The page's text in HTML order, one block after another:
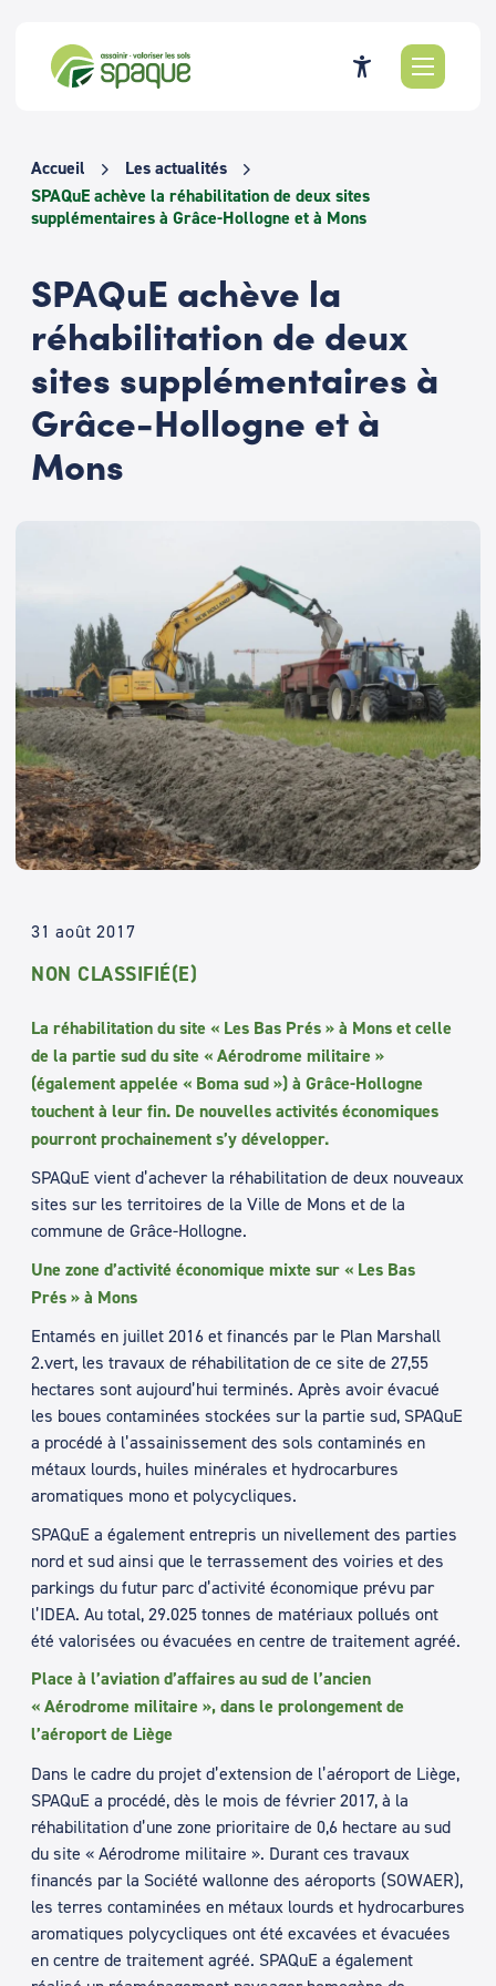
contenu
Accueil
Les actualités
SPAQuE achève la réhabilitation de deux sites
supplémentaires à Grâce-Hollogne et à Mons
SPAQuE achève la
réhabilitation de deux
sites supplémentaires à
Grâce-Hollogne et à
Mons
31 août 2017
NON CLASSIFIÉ(E)
La réhabilitation du site « Les Bas Prés » à Mons et celle
de la partie sud du site « Aérodrome militaire »
(également appelée « Boma sud ») à Grâce-Hollogne
touchent à leur fin. De nouvelles activités économiques
pourront prochainement s’y développer.
SPAQuE vient d’achever la réhabilitation de deux nouveaux
sites sur les territoires de la Ville de Mons et de la
commune de Grâce-Hollogne.
Une zone d’activité économique mixte sur « Les Bas
Prés » à Mons
Entamés en juillet 2016 et financés par le Plan Marshall
2.vert, les travaux de réhabilitation de ce site de 27,55
hectares sont aujourd’hui terminés. Après avoir évacué
les boues contaminées stockées sur la partie sud, SPAQuE
a procédé à l’assainissement des sols contaminés en
métaux lourds, huiles minérales et hydrocarbures
aromatiques mono et polycycliques.
SPAQuE a également entrepris un nivellement des parties
nord et sud ainsi que le terrassement des voiries et des
parkings du futur parc d’activité économique prévu par
l’IDEA. Au total, 29.025 tonnes de matériaux pollués ont
été valorisées ou évacuées en centre de traitement agréé.
Place à l’aviation d’affaires au sud de l’ancien
« Aérodrome militaire », dans le prolongement de
l’aéroport de Liège
Dans le cadre du projet d’extension de l’aéroport de Liège,
SPAQuE a procédé, dès le mois de février 2017, à la
réhabilitation d’une zone prioritaire de 0,6 hectare au sud
du site « Aérodrome militaire ». Durant ces travaux
financés par la Société wallonne des aéroports (SOWAER),
les terres contaminées en métaux lourds et hydrocarbures
aromatiques polycycliques ont été excavées et évacuées
en centre de traitement agréé. SPAQuE a également